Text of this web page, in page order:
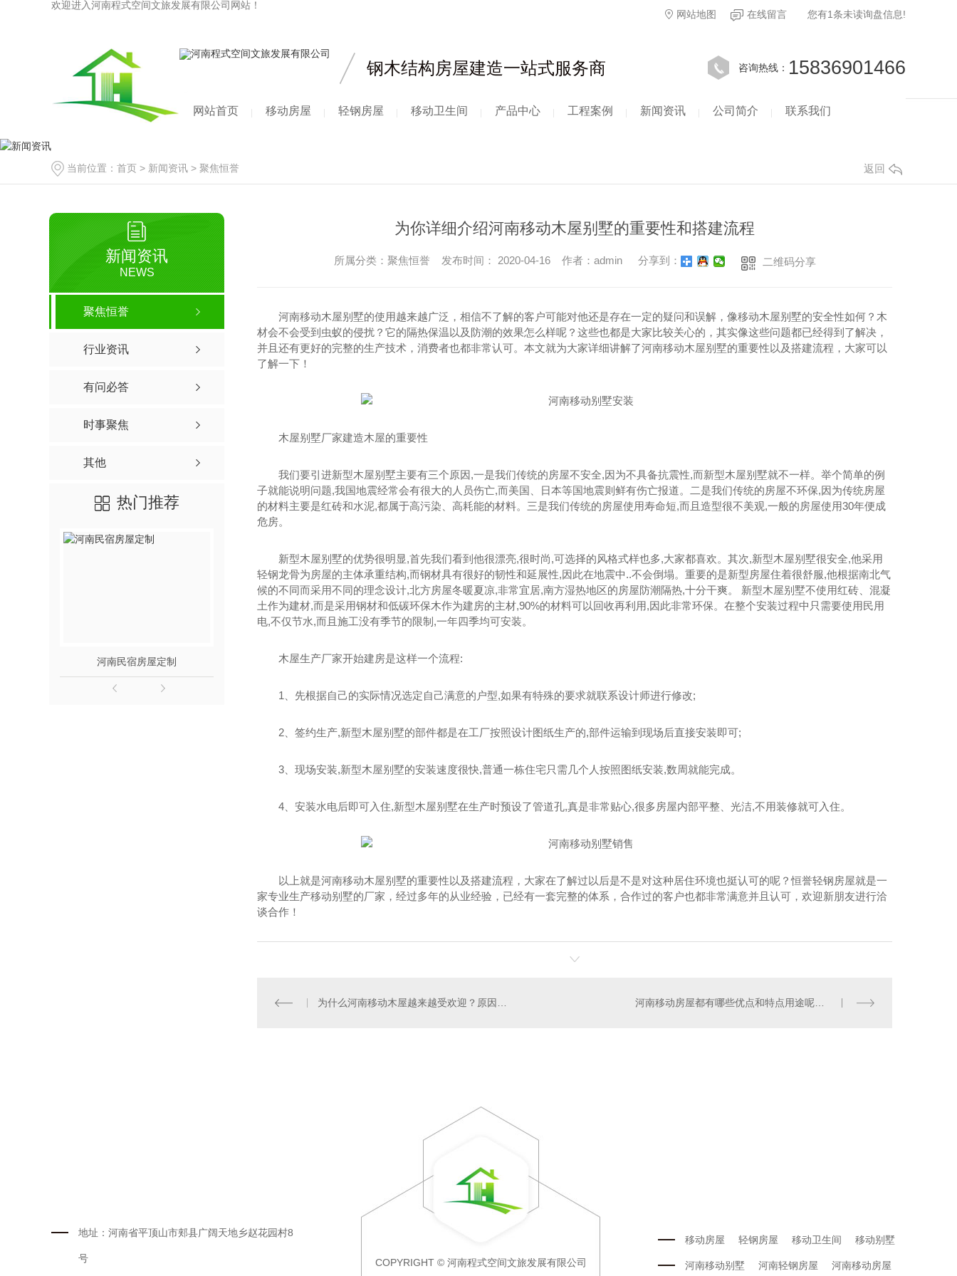
欢迎进入河南程式空间文旅发展有限公司网站！
网站地图
在线留言 您有1条未读询盘信息!
钢木结构房屋建造一站式服务商 咨询热线： 15836901466
网站首页 移动房屋 轻钢房屋 移动卫生间 产品中心 工程案例 新闻资讯 公司简介 联系我们
当前位置： 首页 > 新闻资讯 > 聚焦恒誉 返回
新闻资讯
NEWS
聚焦恒誉
行业资讯
有问必答
时事聚焦
其他
热门推荐
河南民宿房屋定制 河南民宿房屋价格 河南景观房屋厂家
为你详细介绍河南移动木屋别墅的重要性和搭建流程
所属分类：聚焦恒誉 发布时间： 2020-04-16 作者：admin 分享到： 二维码分享
河南移动木屋别墅的使用越来越广泛，相信不了解的客户可能对他还是存在一定的疑问和误解，像移动木屋别墅的安全性如何？木
材会不会受到虫蚁的侵扰？它的隔热保温以及防潮的效果怎么样呢？这些也都是大家比较关心的，其实像这些问题都已经得到了解决，
并且还有更好的完整的生产技术，消费者也都非常认可。本文就为大家详细讲解了河南移动木屋别墅的重要性以及搭建流程，大家可以
了解一下！
木屋别墅厂家建造木屋的重要性
我们要引进新型木屋别墅主要有三个原因,一是我们传统的房屋不安全,因为不具备抗震性,而新型木屋别墅就不一样。举个简单的例
子就能说明问题,我国地震经常会有很大的人员伤亡,而美国、日本等国地震则鲜有伤亡报道。二是我们传统的房屋不环保,因为传统房屋
的材料主要是红砖和水泥,都属于高污染、高耗能的材料。三是我们传统的房屋使用寿命短,而且造型很不美观,一般的房屋使用30年便成
危房。
新型木屋别墅的优势很明显,首先我们看到他很漂亮,很时尚,可选择的风格式样也多,大家都喜欢。其次,新型木屋别墅很安全,他采用
轻钢龙骨为房屋的主体承重结构,而钢材具有很好的韧性和延展性,因此在地震中..不会倒塌。重要的是新型房屋住着很舒服,他根据南北气
候的不同而采用不同的理念设计,北方房屋冬暖夏凉,非常宜居,南方湿热地区的房屋防潮隔热,十分干爽。 新型木屋别墅不使用红砖、混凝
土作为建材,而是采用钢材和低碳环保木作为建房的主材,90%的材料可以回收再利用,因此非常环保。在整个安装过程中只需要使用民用
电,不仅节水,而且施工没有季节的限制,一年四季均可安装。
木屋生产厂家开始建房是这样一个流程:
1、先根据自己的实际情况选定自己满意的户型,如果有特殊的要求就联系设计师进行修改;
2、签约生产,新型木屋别墅的部件都是在工厂按照设计图纸生产的,部件运输到现场后直接安装即可;
3、现场安装,新型木屋别墅的安装速度很快,普通一栋住宅只需几个人按照图纸安装,数周就能完成。
4、安装水电后即可入住,新型木屋别墅在生产时预设了管道孔,真是非常贴心,很多房屋内部平整、光洁,不用装修就可入住。
以上就是河南移动木屋别墅的重要性以及搭建流程，大家在了解过以后是不是对这种居住环境也挺认可的呢？恒誉轻钢房屋就是一
家专业生产移动别墅的厂家，经过多年的从业经验，已经有一套完整的体系，合作过的客户也都非常满意并且认可，欢迎新朋友进行洽
谈合作！
为什么河南移动木屋越来越受欢迎？原因是这8点！ 河南移动房屋都有哪些优点和特点用途呢？本篇文章带你了解！
地址：河南省平顶山市郏县广阔天地乡赵花园村8
号 COPYRIGHT © 河南程式空间文旅发展有限公司
移动房屋 轻钢房屋 移动卫生间 移动别墅
河南移动别墅 河南轻钢房屋 河南移动房屋